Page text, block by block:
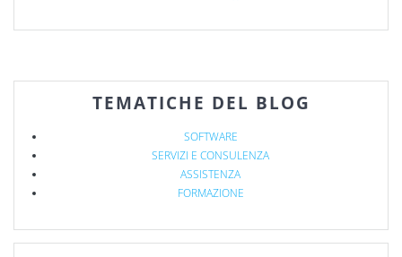
TEMATICHE DEL BLOG
SOFTWARE
SERVIZI E CONSULENZA
ASSISTENZA
FORMAZIONE